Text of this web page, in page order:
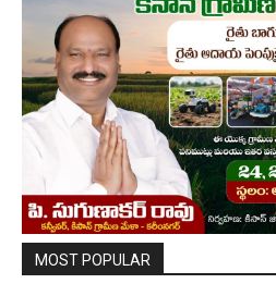
MOST POPULAR